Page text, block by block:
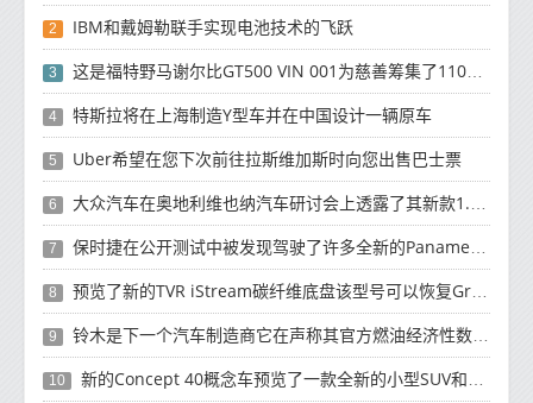
2 IBM和戴姆勒联手实现电池技术的飞跃
3 这是福特野马谢尔比GT500 VIN 001为慈善筹集了110万美元
4 特斯拉将在上海制造Y型车并在中国设计一辆原车
5 Uber希望在您下次前往拉斯维加斯时向您出售巴士票
6 大众汽车在奥地利维也纳汽车研讨会上透露了其新款1.5升TSI发动机
7 保时捷在公开测试中被发现驾驶了许多全新的Panamera原型
8 预览了新的TVR iStream碳纤维底盘该型号可以恢复Griffith的名称
9 铃木是下一个汽车制造商它在声称其官方燃油经济性数据时承认存在一些错误
10 新的Concept 40概念车预览了一款全新的小型SUV和一款轿车的S40